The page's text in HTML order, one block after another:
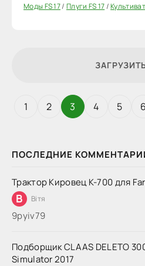
ПОСЛЕДНИЕ
Трактор Кировец К-700 для
В Вітя
9руіv79
Подборщик CLAAS DELETO
Simulator 2017
Моды FS 17/ Плуги FS 17/
1 2 3 4 5 6